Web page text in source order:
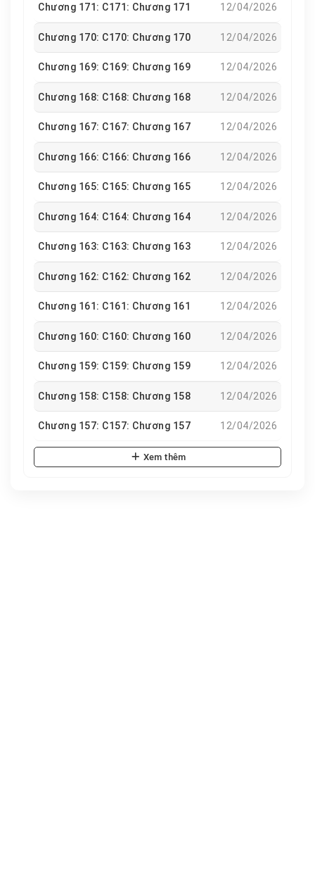
Chương 171: C171: Chương 171 12/04/2026
Chương 170: C170: Chương 170 12/04/2026
Chương 169: C169: Chương 169 12/04/2026
Chương 168: C168: Chương 168 12/04/2026
Chương 167: C167: Chương 167 12/04/2026
Chương 166: C166: Chương 166 12/04/2026
Chương 165: C165: Chương 165 12/04/2026
Chương 164: C164: Chương 164 12/04/2026
Chương 163: C163: Chương 163 12/04/2026
Chương 162: C162: Chương 162 12/04/2026
Chương 161: C161: Chương 161 12/04/2026
Chương 160: C160: Chương 160 12/04/2026
Chương 159: C159: Chương 159 12/04/2026
Chương 158: C158: Chương 158 12/04/2026
Chương 157: C157: Chương 157 12/04/2026
Xem thêm